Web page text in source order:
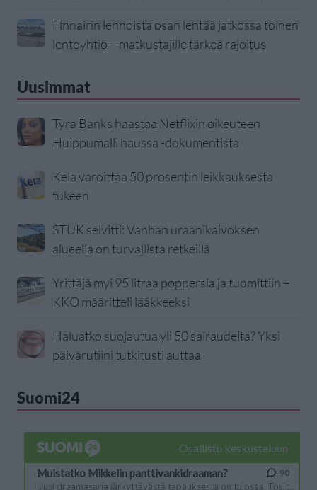
Finnairin lennoista osan lentää jatkossa toinen
lentoyhtiö – matkustajille tärkeä rajoitus
Uusimmat
Tyra Banks haastaa Netflixin oikeuteen
Huippumalli haussa -dokumentista
Kela varoittaa 50 prosentin leikkauksesta
tukeen
STUK selvitti: Vanhan uraanikaivoksen
alueella on turvallista retkeillä
Yrittäjä myi 95 litraa poppersia ja tuomittiin –
KKO määritteli lääkkeeksi
Haluatko suojautua yli 50 sairaudelta? Yksi
päivärutiini tutkitusti auttaa
Suomi24